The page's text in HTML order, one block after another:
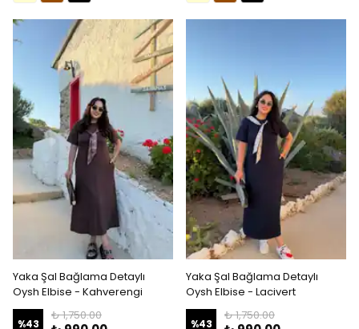
Yaka Şal Bağlama Detaylı
Oysh Elbise - Kahverengi
%43
₺ 1,750.00
Yaka Şal Bağlama Detaylı
Oysh Elbise - Lacivert
%43
₺ 1,750.00